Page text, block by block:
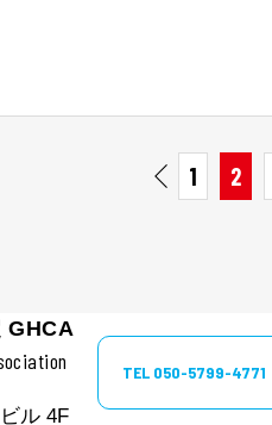
1 2
GHCA
ル 4F
TEL 050-5799-4771